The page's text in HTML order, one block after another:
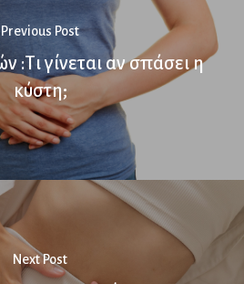
Previous Post
:Τι γίνεται αν σπάσει η
κύστη;
Next Post